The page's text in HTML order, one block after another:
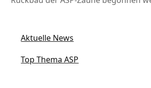
Aktuelle News
Top Thema ASP